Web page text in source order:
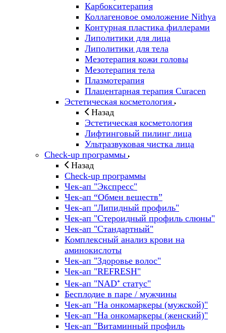
Карбокситерапия
Коллагеновое омоложение Nithya
Контурная пластика филлерами
Липолитики для лица
Липолитики для тела
Мезотерапия кожи головы
Мезотерапия тела
Плазмотерапия
Плацентарная терапия Curacen
Эстетическая косметология
Назад
Эстетическая косметология
Лифтинговый пилинг лица
Ультразвуковая чистка лица
Check-up программы
Назад
Check-up программы
Чек-ап "Экспресс"
Чек-ап “Обмен веществ”
Чек-ап "Липидный профиль"
Чек-ап "Стероидный профиль слюны"
Чек-ап "Стандартный"
Комплексный анализ крови на
аминокислоты
Чек-ап "Здоровье волос"
Чек-ап "REFRESH"
Чек-ап "NAD⁺ статус"
Бесплодие в паре / мужчины
Чек-ап "На онкомаркеры (мужской)"
Чек-ап "На онкомаркеры (женский)"
Чек-ап "Витаминный профиль